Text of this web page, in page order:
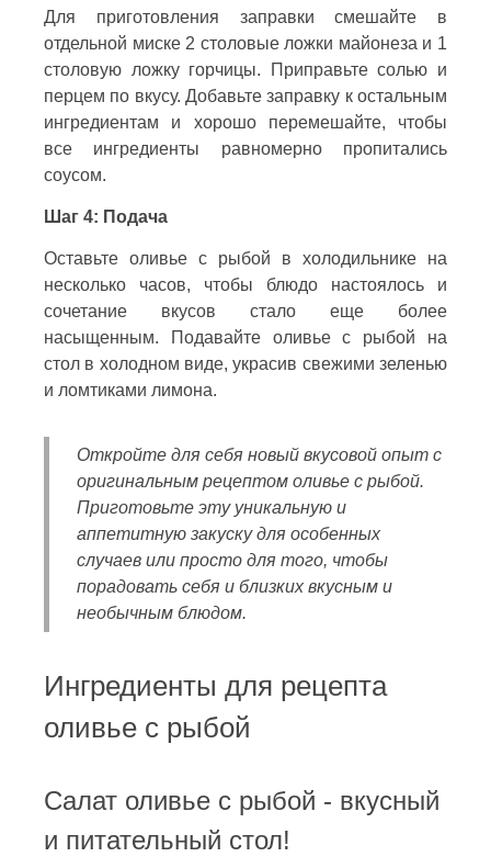
Для приготовления заправки смешайте в
отдельной миске 2 столовые ложки майонеза и 1
столовую ложку горчицы. Приправьте солью и
перцем по вкусу. Добавьте заправку к остальным
ингредиентам и хорошо перемешайте, чтобы
все ингредиенты равномерно пропитались
соусом.
Шаг 4: Подача
Оставьте оливье с рыбой в холодильнике на
несколько часов, чтобы блюдо настоялось и
сочетание вкусов стало еще более
насыщенным. Подавайте оливье с рыбой на
стол в холодном виде, украсив свежими зеленью
и ломтиками лимона.
Откройте для себя новый вкусовой опыт с
оригинальным рецептом оливье с рыбой.
Приготовьте эту уникальную и
аппетитную закуску для особенных
случаев или просто для того, чтобы
порадовать себя и близких вкусным и
необычным блюдом.
Ингредиенты для рецепта
оливье с рыбой
Салат оливье с рыбой - вкусный
и питательный стол!